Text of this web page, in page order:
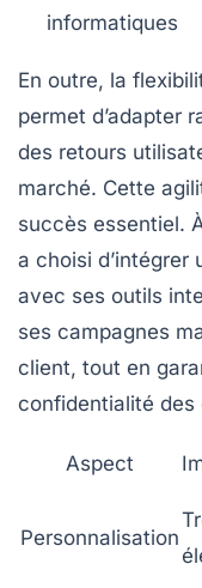
informatiques
En outre, la
permet d’adapter
des retours
marché. Cette
succès essentiel.
a choisi d’intégrer
avec ses outils
ses campagnes
client, tout en
confidentialité des
Aspect
Personnalisation